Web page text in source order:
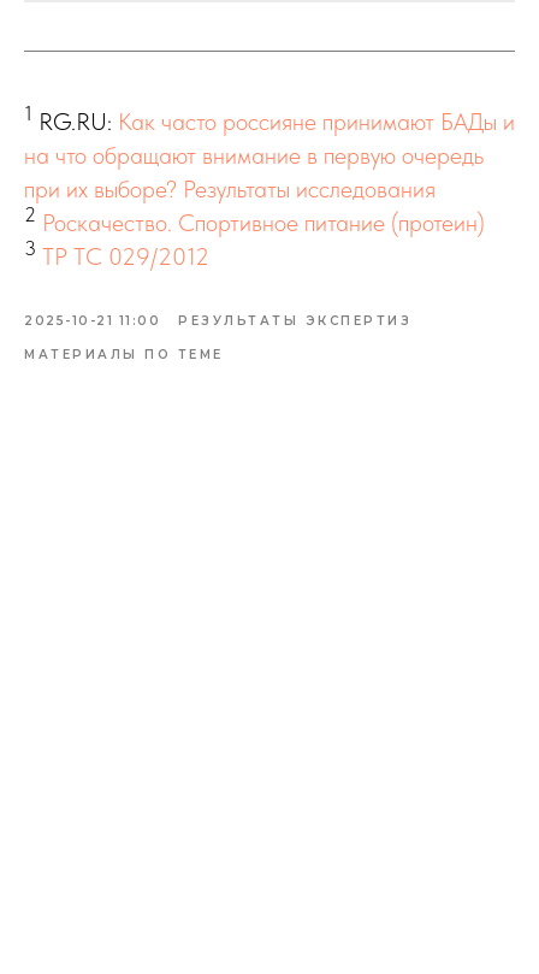
1 RG.RU: Как часто россияне принимают БАДы и
на что обращают внимание в первую очередь
при их выборе? Результаты исследования
2 Роскачество. Спортивное питание (протеин)
3 ТР ТС 029/2012
2025-10-21 11:00 РЕЗУЛЬТАТЫ ЭКСПЕРТИЗ
МАТЕРИАЛЫ ПО ТЕМЕ